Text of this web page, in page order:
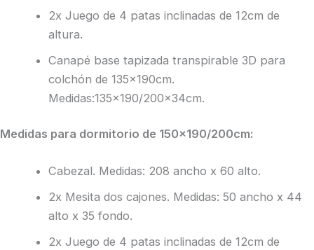
2x Juego de 4 patas inclinadas de 12cm de
altura.
Canapé base tapizada transpirable 3D para
colchón de 135x190cm.
Medidas:135×190/200x34cm.
Medidas para dormitorio de 150×190/200cm:
Cabezal. Medidas: 208 ancho x 60 alto.
2x Mesita dos cajones. Medidas: 50 ancho x 44
alto x 35 fondo.
2x Juego de 4 patas inclinadas de 12cm de